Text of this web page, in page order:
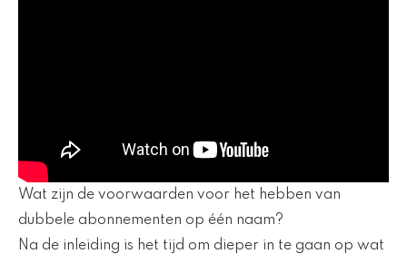
Wat zijn de voorwaarden voor het hebben van
dubbele abonnementen op één naam?
Na de inleiding is het tijd om dieper in te gaan op wat